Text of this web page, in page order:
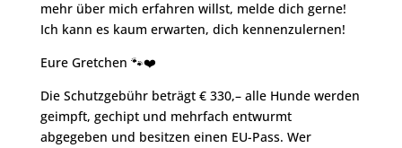
mehr über mich erfahren willst, melde dich gerne!
Ich kann es kaum erwarten, dich kennenzulernen!
Eure Gretchen 🐾❤️
Die Schutzgebühr beträgt € 330,– alle Hunde werden
geimpft, gechipt und mehrfach entwurmt
abgegeben und besitzen einen EU-Pass. Wer